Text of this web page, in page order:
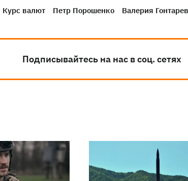
Курс валют Петр Порошенко Валерия
Подписывайтесь на нас в соц. сетях